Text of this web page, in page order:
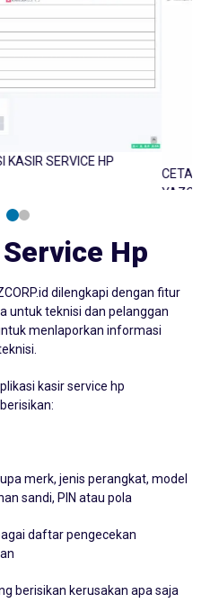
APLIKASI KASIR SERVICE HP
Hp
dilengkapi dengan fitur
untuk teknisi dan pelanggan
menlaporkan informasi
kasir service hp
merk, jenis perangkat, model
sandi, PIN atau pola
daftar pengecekan